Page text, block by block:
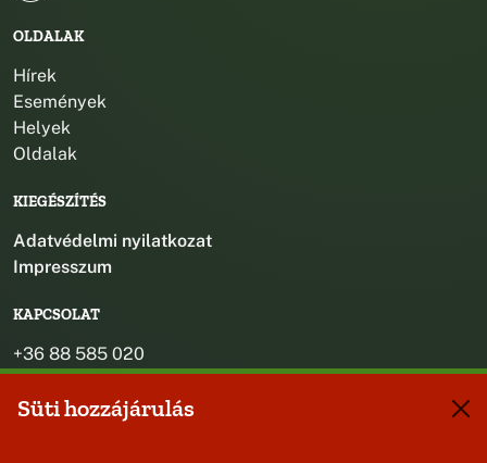
OLDALAK
Hírek
Események
Helyek
Oldalak
KIEGÉSZÍTÉS
Adatvédelmi nyilatkozat
Impresszum
KAPCSOLAT
+36 88 585 020
+36 30 442 8024
titkarsag@bakonybel.hu
Süti hozzájárulás